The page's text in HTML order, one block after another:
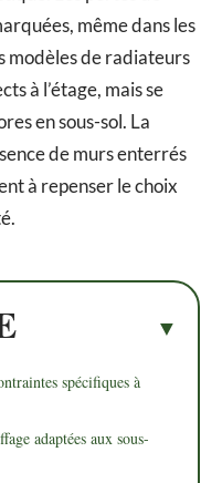
même dans les
modèles de radiateurs
à l’étage, mais se
en sous-sol. La
de murs enterrés
à repenser le choix
spécifiques à
adaptées aux sous-